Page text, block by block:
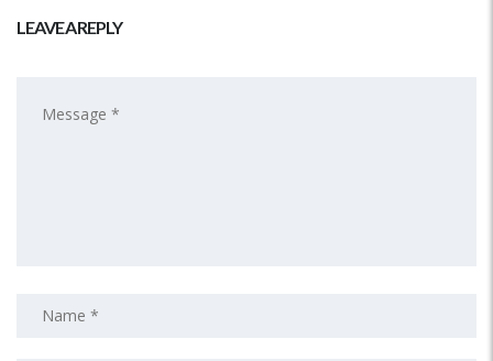
LEAVE A REPLY